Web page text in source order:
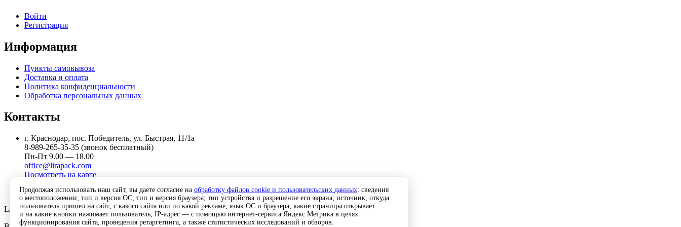
Войти
Регистрация
Информация
Пункты самовывоза
Доставка и оплата
Политика конфиденциальности
Обработка персональных данных
Контакты
г. Краснодар, пос. Победитель, ул. Быстрая, 11/1а
8-989-265-35-35 (звонок бесплатный)
Пн-Пт 9.00 — 18.00
office@lirapack.com
Посмотреть на карте
Lirapack ©2026 Все права защищены.
Продолжая использовать наш сайт, вы даете согласие на обработку файлов cookie и пользовательских данных: сведения
о местоположении; тип и версия ОС; тип и версия браузера; тип устройства и разрешение его экрана; источник, откуда
пользователь пришел на сайт; с какого сайта или по какой рекламе; язык ОС и браузера; какие страницы открывает
и на какие кнопки нажимает пользователь; IP-адрес — с помощью интернет-сервиса Яндекс.Метрика в целях
функционирования сайта, проведения ретаргетинга, а также статистических исследований и обзоров.